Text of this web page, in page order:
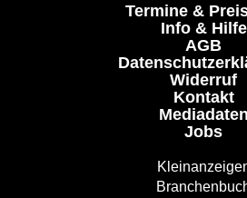
Termine &
Info & Hilfe
AGB
Widerruf
Kontakt
Mediadaten
Jobs